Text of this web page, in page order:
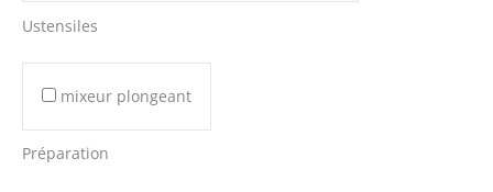
Ustensiles
mixeur plongeant
Préparation